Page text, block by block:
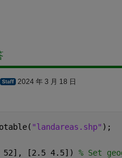
2024 年 3 月 18 日
"landareas.shp" );
52], [2.5 4.5]) % Set